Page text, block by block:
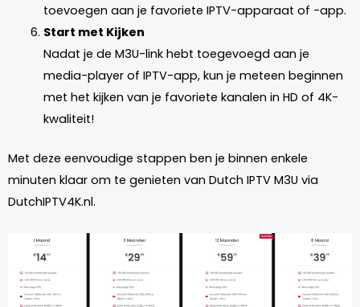
toevoegen aan je favoriete IPTV-apparaat of -app.
Start met Kijken
Nadat je de M3U-link hebt toegevoegd aan je
media-player of IPTV-app, kun je meteen beginnen
met het kijken van je favoriete kanalen in HD of 4K-
kwaliteit!
Met deze eenvoudige stappen ben je binnen enkele
minuten klaar om te genieten van Dutch IPTV M3U via
DutchIPTV4K.nl.